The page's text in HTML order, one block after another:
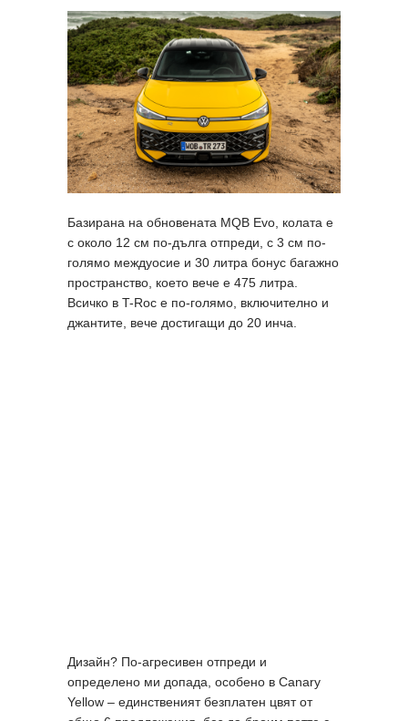
Базирана на обновената MQB Evо, колата е
с около 12 см по-дълга отпреди, с 3 см по-
голямо междуосие и 30 литра бонус багажно
пространство, което вече е 475 литра.
Всичко в T-Roc е по-голямо, включително и
джантите, вече достигащи до 20 инча.
Дизайн? По-агресивен отпреди и
определено ми допада, особено в Canary
Yellow – единственият безплатен цвят от